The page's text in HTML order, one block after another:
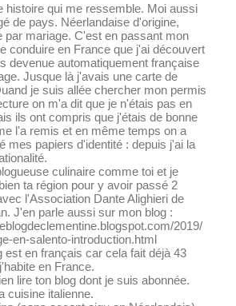
histoire qui me ressemble. Moi aussi
de pays. Néerlandaise d'origine,
par mariage. C'est en passant mon
conduire en France que j'ai découvert
devenue automatiquement française
Jusque là j'avais une carte de
je suis allée chercher mon permis
on m'a dit que je n'étais pas en
ils ont compris que j'étais de bonne
l'a remis et en même temps on a
mes papiers d'identité : depuis j'ai la
culinaire comme toi et je
ta région pour y avoir passé 2
l'Association Dante Alighieri de
J'en parle aussi sur mon blog :
2019/
en-salento-introduction.html
est en français car cela fait déjà 43
en France.
lire ton blog dont je suis abonnée.
cuisine italienne.